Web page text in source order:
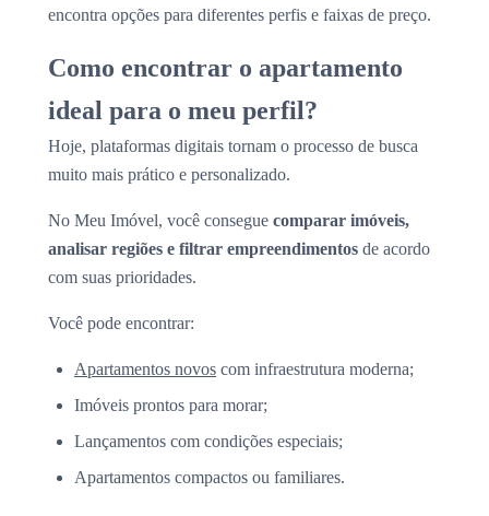
encontra opções para diferentes perfis e faixas de preço.
Como encontrar o apartamento
ideal para o meu perfil?
Hoje, plataformas digitais tornam o processo de busca
muito mais prático e personalizado.
No Meu Imóvel, você consegue comparar imóveis,
analisar regiões e filtrar empreendimentos de acordo
com suas prioridades.
Você pode encontrar:
Apartamentos novos com infraestrutura moderna;
Imóveis prontos para morar;
Lançamentos com condições especiais;
Apartamentos compactos ou familiares.